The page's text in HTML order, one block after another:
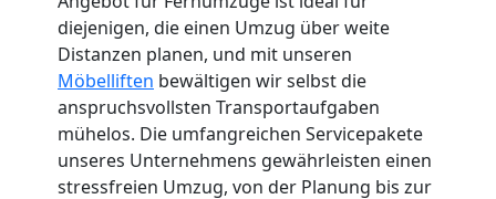
diejenigen, die einen Umzug über weite
Distanzen planen, und mit unseren
Möbelliften bewältigen wir selbst die
anspruchsvollsten Transportaufgaben
mühelos. Die umfangreichen Servicepakete
unseres Unternehmens gewährleisten einen
stressfreien Umzug, von der Planung bis zur